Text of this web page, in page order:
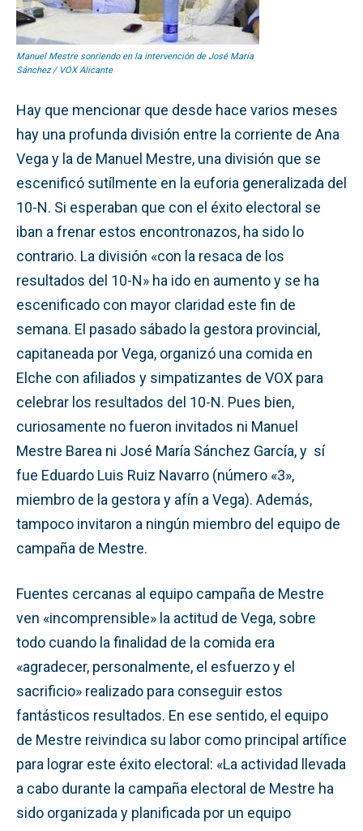
Manuel Mestre sonriendo en la intervención de José María
Sánchez / VOX Alicante
Hay que mencionar que desde hace varios meses
hay una profunda división entre la corriente de Ana
Vega y la de Manuel Mestre, una división que se
escenificó sutílmente en la euforia generalizada del
10-N. Si esperaban que con el éxito electoral se
iban a frenar estos encontronazos, ha sido lo
contrario. La división «con la resaca de los
resultados del 10-N» ha ido en aumento y se ha
escenificado con mayor claridad este fin de
semana. El pasado sábado la gestora provincial,
capitaneada por Vega, organizó una comida en
Elche con afiliados y simpatizantes de VOX para
celebrar los resultados del 10-N. Pues bien,
curiosamente no fueron invitados ni Manuel
Mestre Barea ni José María Sánchez García, y sí
fue Eduardo Luis Ruiz Navarro (número «3»,
miembro de la gestora y afín a Vega). Además,
tampoco invitaron a ningún miembro del equipo de
campaña de Mestre.
Fuentes cercanas al equipo campaña de Mestre
ven «incomprensible» la actitud de Vega, sobre
todo cuando la finalidad de la comida era
«agradecer, personalmente, el esfuerzo y el
sacrificio» realizado para conseguir estos
fantásticos resultados. En ese sentido, el equipo
de Mestre reivindica su labor como principal artífice
para lograr este éxito electoral: «La actividad llevada
a cabo durante la campaña electoral de Mestre ha
sido organizada y planificada por un equipo